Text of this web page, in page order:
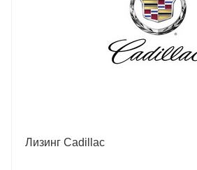
Лизинг Cadillac